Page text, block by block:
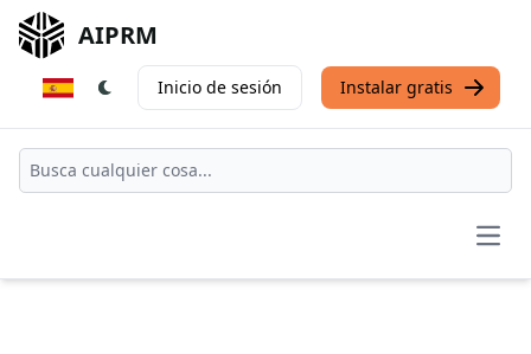
AIPRM
Inicio de sesión Instalar gratis